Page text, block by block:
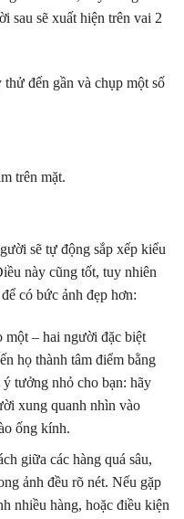
sau sẽ xuất hiện trên vai 2
đến gần và chụp một số
trên mặt.
sẽ tự động sắp xếp kiểu
này cũng tốt, tuy nhiên
có bức ảnh đẹp hơn:
một – hai người đặc biệt
họ thành tâm điểm bằng
tưởng nhỏ cho bạn: hãy
xung quanh nhìn vào
ống kính.
giữa các hàng quá sâu,
ảnh đều rõ nét. Nếu gặp
nhiều hàng, hoặc điều kiện